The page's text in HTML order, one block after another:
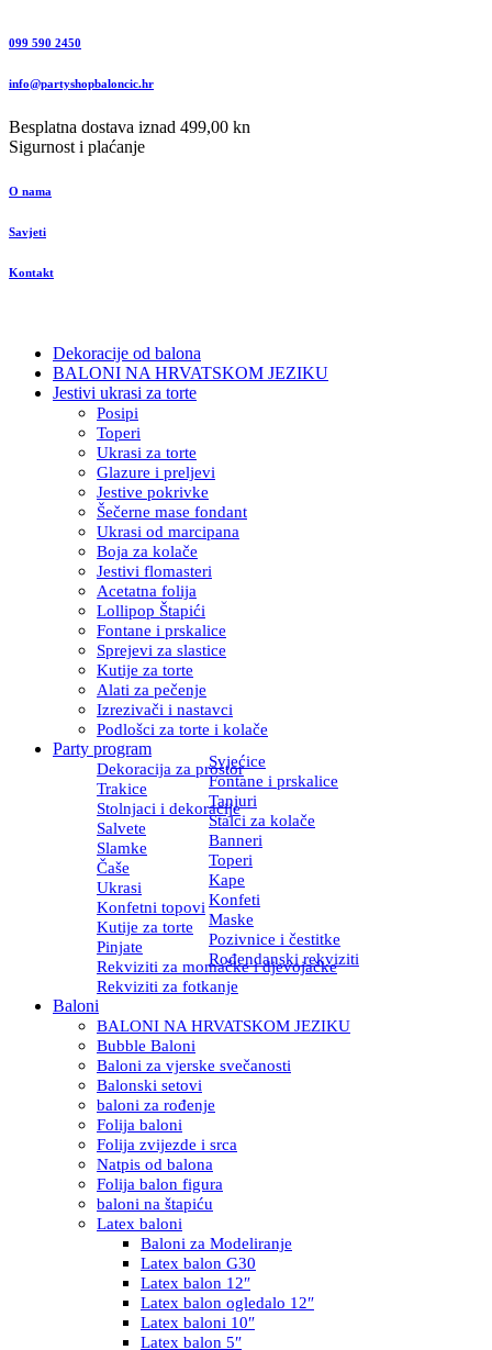
099 590 2450
info@partyshopbaloncic.hr
Besplatna dostava iznad 499,00 kn
Sigurnost i plaćanje
O nama
Savjeti
Kontakt
Dekoracije od balona
BALONI NA HRVATSKOM JEZIKU
Jestivi ukrasi za torte
Posipi
Toperi
Ukrasi za torte
Glazure i preljevi
Jestive pokrivke
Šečerne mase fondant
Ukrasi od marcipana
Boja za kolače
Jestivi flomasteri
Acetatna folija
Lollipop Štapići
Fontane i prskalice
Sprejevi za slastice
Kutije za torte
Alati za pečenje
Izrezivači i nastavci
Podlošci za torte i kolače
Party program
Dekoracija za prostor
Svjećice
Trakice
Fontane i prskalice
Stolnjaci i dekoracije
Tanjuri
Salvete
Stalci za kolače
Slamke
Banneri
Čaše
Toperi
Ukrasi
Kape
Konfetni topovi Konfeti
Kutije za torte
Maske
Pinjate
Pozivnice i čestitke
Rekviziti za momačke i djevojačke
Rođendanski rekviziti
Rekviziti za fotkanje
Baloni
BALONI NA HRVATSKOM JEZIKU
Bubble Baloni
Baloni za vjerske svečanosti
Balonski setovi
baloni za rođenje
Folija baloni
Folija zvijezde i srca
Natpis od balona
Folija balon figura
baloni na štapiću
Latex baloni
Baloni za Modeliranje
Latex balon G30
Latex balon 12″
Latex balon ogledalo 12″
Latex baloni 10″
Latex balon 5″